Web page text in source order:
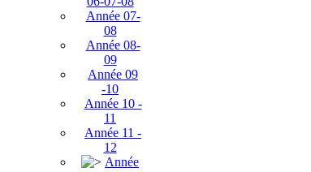
Année 07-
08
Année 08-
09
Année 09
-10
Année 10 -
11
Année 11 -
12
Année